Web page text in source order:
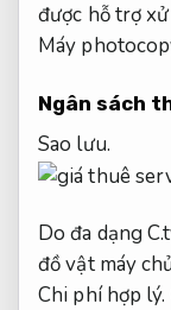
được hỗ trợ
Máy
Ngân sách
Sao lưu.
Do đa dạng
đồ vật máy
Chi phí hợp lý.